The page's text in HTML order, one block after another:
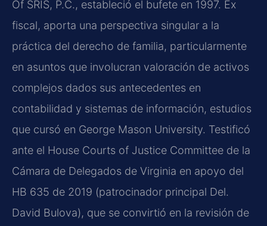
Of SRIS, P.C., estableció el bufete en 1997. Ex
fiscal, aporta una perspectiva singular a la
práctica del derecho de familia, particularmente
en asuntos que involucran valoración de activos
complejos dados sus antecedentes en
contabilidad y sistemas de información, estudios
que cursó en George Mason University. Testificó
ante el House Courts of Justice Committee de la
Cámara de Delegados de Virginia en apoyo del
HB 635 de 2019 (patrocinador principal Del.
David Bulova), que se convirtió en la revisión de